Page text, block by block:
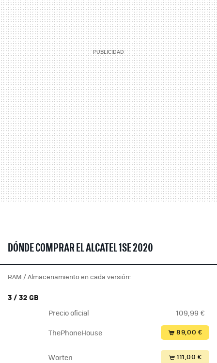
DÓNDE COMPRAR EL ALCATEL 1SE 2020
RAM / Almacenamiento en cada versión:
3 / 32 GB
Precio oficial 109,99 €
ThePhoneHouse 89,00 €
Worten 111,00 €